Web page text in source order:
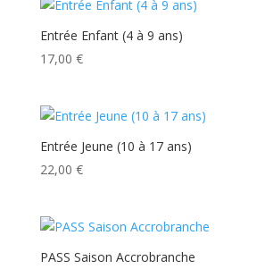
Entrée Enfant (4 à 9 ans)
17,00 €
Entrée Jeune (10 à 17 ans)
22,00 €
PASS Saison Accrobranche